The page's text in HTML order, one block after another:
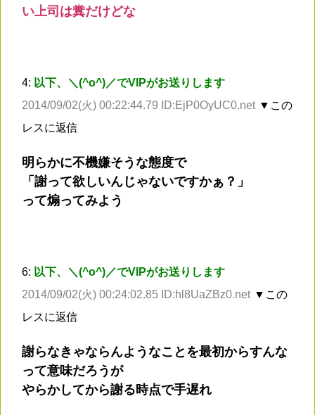
い上司は糞だけどな
4: 以下、＼(^o^)／でVIPがお送りします
2014/09/02(火) 00:22:44.79 ID:EjP0OyUC0.net ▼この
レスに返信
明らかに不機嫌そうな態度で
「謝って欲しいんじゃないですかぁ？」
って煽ってみよう
6: 以下、＼(^o^)／でVIPがお送りします
2014/09/02(火) 00:24:02.85 ID:hl8UaZBz0.net ▼この
レスに返信
謝らなきゃならんようなことを最初からすんな
って意味だろうが
やらかしてから謝る時点で手遅れ